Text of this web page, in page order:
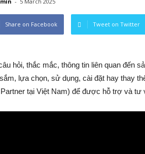
Share on Facebook Tweet on Twitter
hỏi, thắc mắc, thông tin liên quan đến
lựa chọn, sử dụng, cài đặt hay thay
Partner tại Việt Nam) để được hỗ trợ và tư